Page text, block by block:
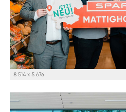
8 514 x 5 676